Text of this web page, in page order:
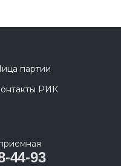
партии
РИК
44-93